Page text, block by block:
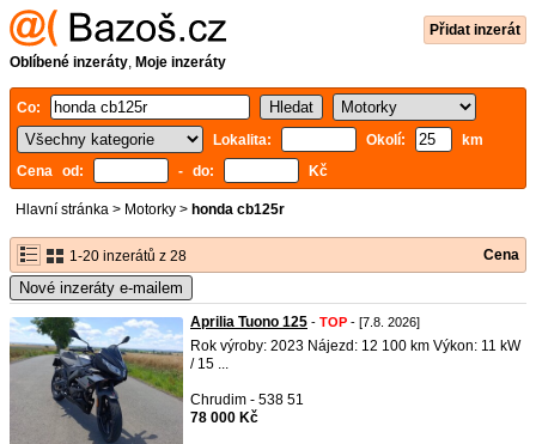
Přidat inzerát
Oblíbené inzeráty, Moje inzeráty
Co:
Lokalita:
Okolí:
km
Cena od:
- do: Kč
Hlavní stránka > Motorky > honda cb125r
1-20 inzerátů z 28 Cena
Nové inzeráty e-mailem
Aprilia Tuono 125 - TOP - [7.8. 2026]
Rok výroby: 2023 Nájezd: 12 100 km Výkon: 11 kW
/ 15 ...
Chrudim - 538 51
78 000 Kč